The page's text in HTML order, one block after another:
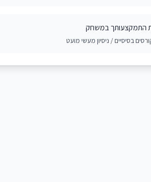
התמקצעותך במשחק
בסיסיים / ניסיון מעשי מועט